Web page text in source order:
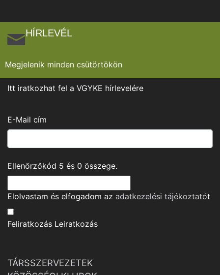
HÍRLEVÉL
Megjelenik minden csütörtökön
Itt iratkozhat fel a VGYKE hírlevelére
E-Mail cím
Ellenőrzőkód 5 és 0 összege.
Elolvastam és elfogadom az adatkezelési tájékoztatót
Feliratkozás Leiratkozás
TÁRSSZERVEZETEK